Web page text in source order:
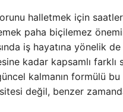
halletmek için
paha biçilemez
iş hayatına yönelik
kadar kapsamlı
kalmanın formülü
değil, benzer